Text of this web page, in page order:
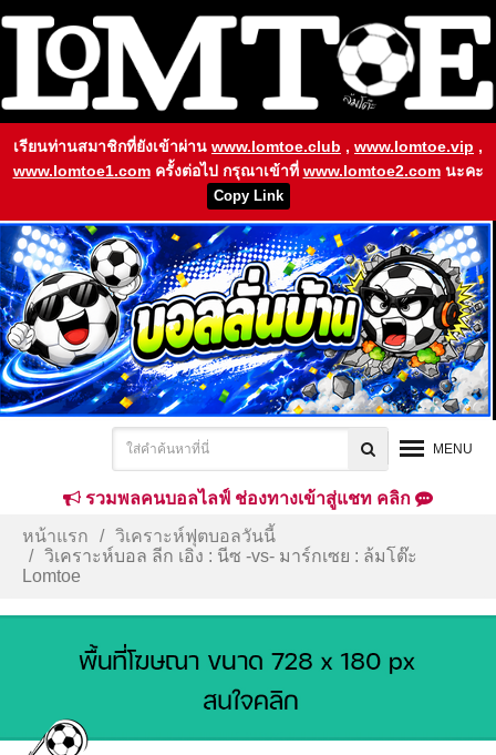
เรียนท่านสมาชิกที่ยังเข้าผ่าน www.lomtoe.club , www.lomtoe.vip ,
www.lomtoe1.com ครั้งต่อไป กรุณาเข้าที่ www.lomtoe2.comนะคะ
Copy Link
MENU
รวมพลคนบอลไลฟ์ ช่องทางเข้าสู่แชท คลิก
หน้าแรก
วิเคราะห์ฟุตบอลวันนี้
วิเคราะห์บอล ลีก เอิง : นีซ -vs- มาร์กเซย : ล้มโต๊ะ
Lomtoe